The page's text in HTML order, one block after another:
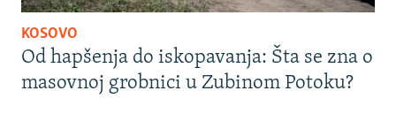
KOSOVO
Od hapšenja do iskopavanja: Šta se zna o
masovnoj grobnici u Zubinom Potoku?